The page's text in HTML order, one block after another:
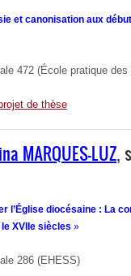
et canonisation aux
472 (École pratique
de thèse
MARQUES-LUZ,
l’Église diocésaine : La
XVIIe siècles »
286 (EHESS)